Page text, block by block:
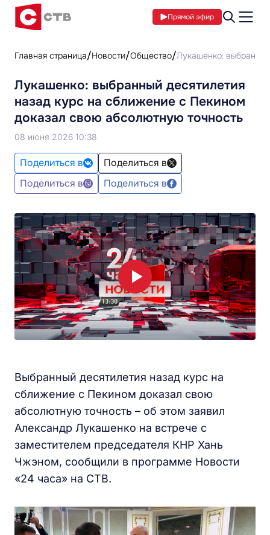
Прямой эфир
Главная страница Новости Общество Лукашенко:
Лукашенко: выбранный десятилетия
назад курс на сближение с Пекином
доказал свою абсолютную точность
08 июня 2026 10:38
Поделиться в
Поделиться в
Поделиться в
Поделиться в
Выбранный десятилетия назад курс на
сближение с Пекином доказал свою
абсолютную точность – об этом заявил
Александр Лукашенко на встрече с
заместителем председателя КНР Хань
Чжэном, сообщили в программе Новости
«24 часа» на СТВ.